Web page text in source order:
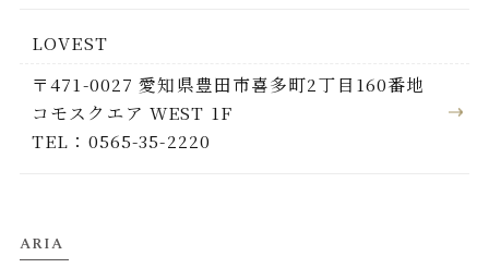
LOVEST
〒471-0027 愛知県豊田市喜多町2丁目160番地
コモスクエア WEST 1F
TEL：0565-35-2220
ARIA